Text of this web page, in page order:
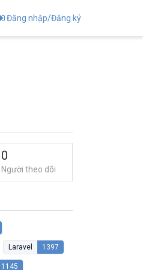
Đăng nhập/Đăng ký
0
Người theo dõi
Laravel 1397
1145